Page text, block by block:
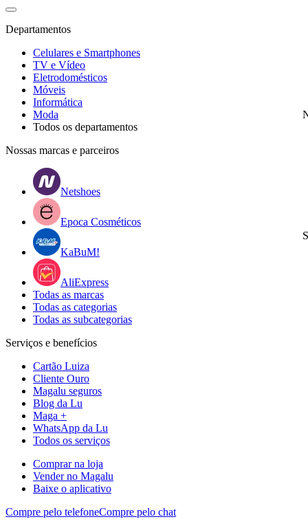
Departamentos
Celulares e Smartphones
TV e Vídeo
Eletrodomésticos
Móveis
Informática
Moda
Todos os departamentos
Nossas marcas e parceiros
Netshoes
Epoca Cosméticos
KaBuM!
AliExpress
Todas as marcas
Todas as categorias
Todas as subcategorias
Serviços e benefícios
Cartão Luiza
Cliente Ouro
Magalu seguros
Blog da Lu
Maga +
WhatsApp da Lu
Todos os serviços
Comprar na loja
Vender no Magalu
Baixe o aplicativo
Compre pelo telefoneCompre pelo chat